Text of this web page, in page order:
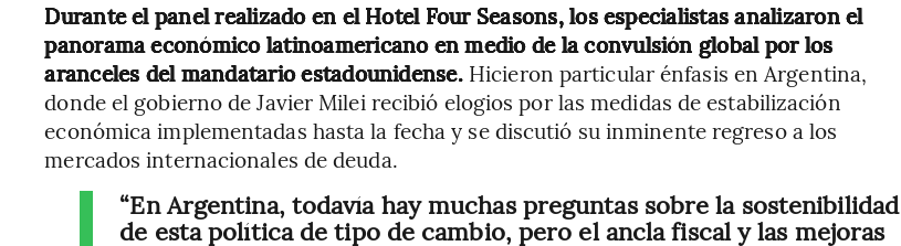
Durante el panel realizado en el Hotel Four Seasons, los especialistas analizaron el
panorama económico latinoamericano en medio de la convulsión global por los
aranceles del mandatario estadounidense.Hicieron particular énfasis en Argentina,
donde el gobierno de Javier Milei recibió elogios por las medidas de estabilización
económica implementadas hasta la fecha y se discutió su inminente regreso a los
mercados internacionales de deuda.
“En Argentina, todavía hay muchas preguntas sobre la sostenibilidad
de esta política de tipo de cambio, pero el ancla fiscal y las mejoras